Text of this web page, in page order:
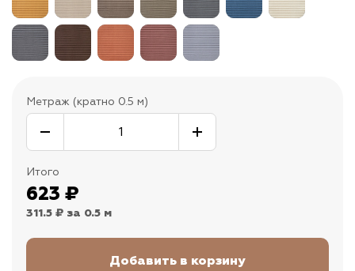
Метраж (кратно 0.5 м)
Итого
623 ₽
311.5 ₽ за 0.5 м